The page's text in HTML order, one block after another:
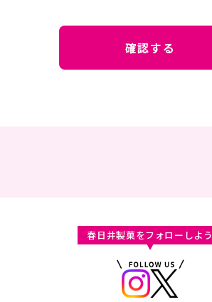
春日井製菓をフォローしよう